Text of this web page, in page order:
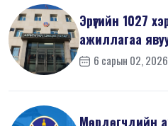
Эрүүгийн 1027
ажиллагаа
6 сарын 02, 2026
Мөрдөгчдийн